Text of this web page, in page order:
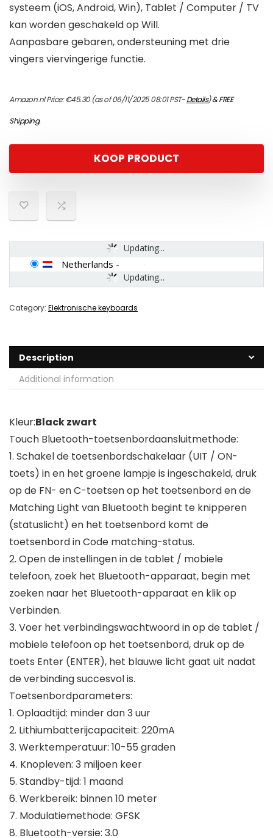
systeem (iOS, Android, Win), Tablet / Computer / TV
kan worden geschakeld op Will.
Aanpasbare gebaren, ondersteuning met drie
vingers viervingerige functie.
Amazon.nl Price:€45.30(as of 06/11/2025 08:01 PST-Details)&FREE
Shipping.
KOOP PRODUCT
Updating...
Updating...
Netherlands -
Category: Elektronische keyboards
Description
Additional information
Kleur:Black zwart
Touch Bluetooth-toetsenbordaansluitmethode:
1. Schakel de toetsenbordschakelaar (UIT / ON-
toets) in en het groene lampje is ingeschakeld, druk
op de FN- en C-toetsen op het toetsenbord en de
Matching Light van Bluetooth begint te knipperen
(statuslicht) en het toetsenbord komt de
toetsenbord in Code matching-status.
2. Open de instellingen in de tablet / mobiele
telefoon, zoek het Bluetooth-apparaat, begin met
zoeken naar het Bluetooth-apparaat en klik op
Verbinden.
3. Voer het verbindingswachtwoord in op de tablet /
mobiele telefoon op het toetsenbord, druk op de
toets Enter (ENTER), het blauwe licht gaat uit nadat
de verbinding succesvol is.
Toetsenbordparameters:
1. Oplaadtijd: minder dan 3 uur
2. Lithiumbatterijcapaciteit: 220mA
3. Werktemperatuur: 10-55 graden
4. Knopleven: 3 miljoen keer
5. Standby-tijd: 1 maand
6. Werkbereik: binnen 10 meter
7. Modulatiemethode: GFSK
8. Bluetooth-versie: 3.0